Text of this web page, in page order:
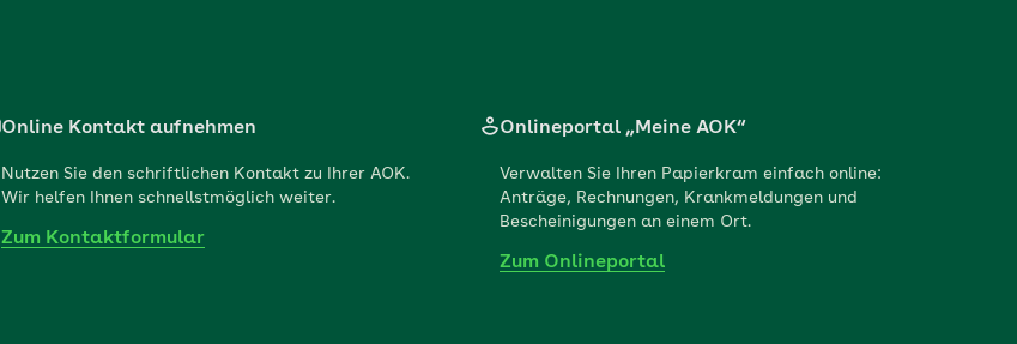
Online Kontakt aufnehmen
Nutzen Sie den schriftlichen Kontakt zu Ihrer AOK.
Wir helfen Ihnen schnellstmöglich weiter.
Zum Kontaktformular
Onlineportal „Meine AOK“
Verwalten Sie Ihren Papierkram einfach online:
Anträge, Rechnungen, Krankmeldungen und
Bescheinigungen an einem Ort.
Zum Onlineportal